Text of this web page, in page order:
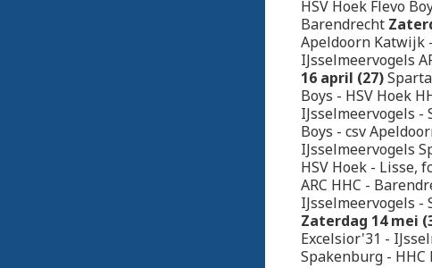
HSV Hoek Flevo
Barendrecht
Apeldoorn Katwijk
IJsselmeervogels
16 april (27)
Boys - HSV Hoek
IJsselmeervogels
Boys - csv
IJsselmeervogels
HSV Hoek - Lisse, fc
ARC HHC -
IJsselmeervogels -
Zaterdag 14 mei
Excelsior'31 -
Spakenburg - HHC